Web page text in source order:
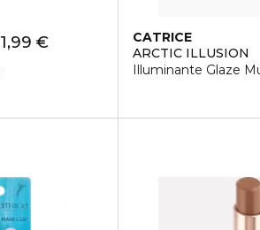
1,99 €
CATRICE
ARCTIC ILLUSION
Illuminante Glaze